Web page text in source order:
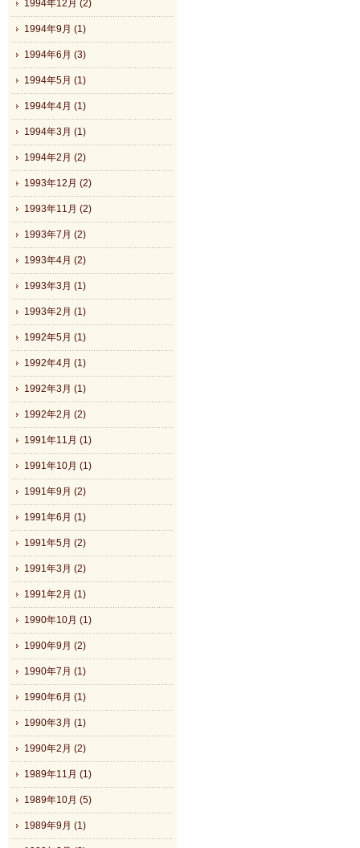
1994年12月 (2)
1994年9月 (1)
1994年6月 (3)
1994年5月 (1)
1994年4月 (1)
1994年3月 (1)
1994年2月 (2)
1993年12月 (2)
1993年11月 (2)
1993年7月 (2)
1993年4月 (2)
1993年3月 (1)
1993年2月 (1)
1992年5月 (1)
1992年4月 (1)
1992年3月 (1)
1992年2月 (2)
1991年11月 (1)
1991年10月 (1)
1991年9月 (2)
1991年6月 (1)
1991年5月 (2)
1991年3月 (2)
1991年2月 (1)
1990年10月 (1)
1990年9月 (2)
1990年7月 (1)
1990年6月 (1)
1990年3月 (1)
1990年2月 (2)
1989年11月 (1)
1989年10月 (5)
1989年9月 (1)